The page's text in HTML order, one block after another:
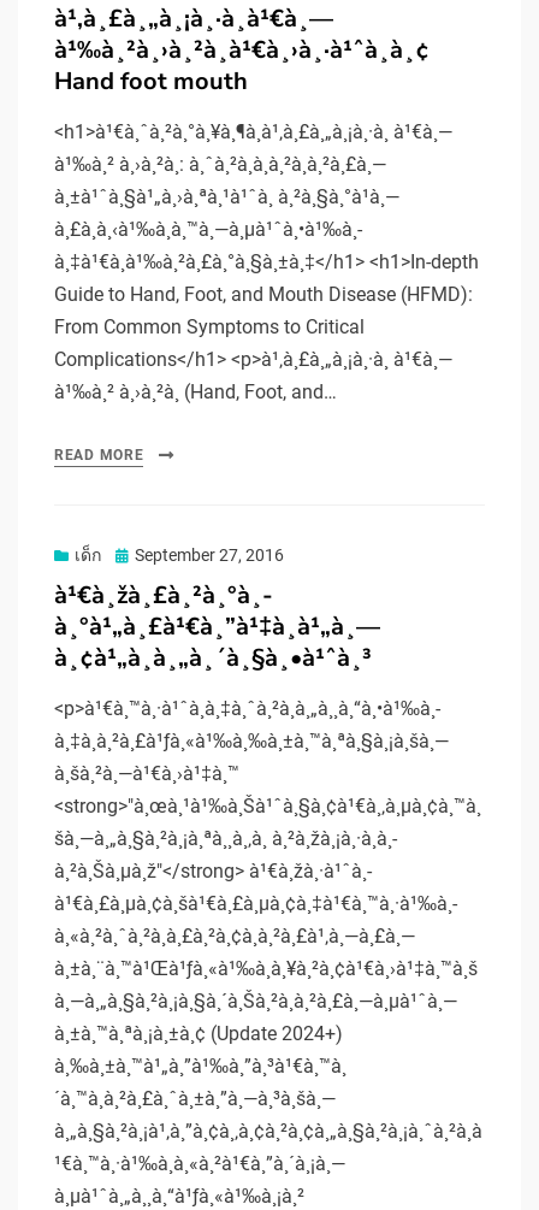
on
à¹‚à¸£à¸„à¸¡à¸·à¸­à¹€à¸—
à¹‰à¸²à¸›à¸²à¸à¹€à¸›à¸·à¹ˆà¸­à¸¢
Hand foot mouth
<h1>à¹€à¸ˆà¸²à¸°à¸¥à¸¶à¸à¹‚à¸£à¸„à¸¡à¸·à¸­ à¹€à¸—
à¹‰à¸² à¸›à¸²à¸: à¸ˆà¸²à¸à¸­à¸²à¸à¸²à¸£à¸—
à¸±à¹ˆà¸§à¹„à¸›à¸ªà¸¹à¹ˆà¸ à¸²à¸§à¸°à¹à¸—
à¸£à¸à¸‹à¹‰à¸­à¸™à¸—à¸µà¹ˆà¸•à¹‰à¸­
à¸‡à¹€à¸à¹‰à¸²à¸£à¸°à¸§à¸±à¸‡</h1> <h1>In-depth
Guide to Hand, Foot, and Mouth Disease (HFMD):
From Common Symptoms to Critical
Complications</h1> <p>à¹‚à¸£à¸„à¸¡à¸·à¸­ à¹€à¸—
à¹‰à¸² à¸›à¸²à¸ (Hand, Foot, and…
READ MORE
เด็ก
Posted
on
September 27, 2016
à¹€à¸žà¸£à¸²à¸°à¸­
à¸°à¹„à¸£à¹€à¸”à¹‡à¸à¹„à¸—
à¸¢à¹„à¸­à¸„à¸´à¸§à¸•à¹ˆà¸³
<p>à¹€à¸™à¸·à¹ˆà¸­à¸‡à¸ˆà¸²à¸à¸„à¸¸à¸“à¸•à¹‰à¸­
à¸‡à¸à¸²à¸£à¹ƒà¸«à¹‰à¸‰à¸±à¸™à¸ªà¸§à¸¡à¸šà¸—
à¸šà¸²à¸—à¹€à¸›à¹‡à¸™
<strong>"à¸œà¸¹à¹‰à¸Šà¹ˆà¸§à¸¢à¹€à¸‚à¸µà¸¢à¸™à¸
šà¸—à¸„à¸§à¸²à¸¡à¸ªà¸¸à¸‚à¸ à¸²à¸žà¸¡à¸·à¸­à¸­
à¸²à¸Šà¸µà¸ž"</strong> à¹€à¸žà¸·à¹ˆà¸­
à¹€à¸£à¸µà¸¢à¸šà¹€à¸£à¸µà¸¢à¸‡à¹€à¸™à¸·à¹‰à¸­
à¸«à¸²à¸ˆà¸²à¸à¸£à¸²à¸¢à¸à¸²à¸£à¹‚à¸—à¸£à¸—
à¸±à¸¨à¸™à¹Œà¹ƒà¸«à¹‰à¸à¸¥à¸²à¸¢à¹€à¸›à¹‡à¸™à¸š
à¸—à¸„à¸§à¸²à¸¡à¸§à¸´à¸Šà¸²à¸à¸²à¸£à¸—à¸µà¹ˆà¸—
à¸±à¸™à¸ªà¸¡à¸±à¸¢ (Update 2024+)
à¸‰à¸±à¸™à¹„à¸”à¹‰à¸”à¸³à¹€à¸™à¸
´à¸™à¸à¸²à¸£à¸ˆà¸±à¸”à¸—à¸³à¸šà¸—
à¸„à¸§à¸²à¸¡à¹‚à¸”à¸¢à¸‚à¸¢à¸²à¸¢à¸„à¸§à¸²à¸¡à¸ˆà¸²à¸à
¹€à¸™à¸·à¹‰à¸­à¸«à¸²à¹€à¸”à¸´à¸¡à¸—
à¸µà¹ˆà¸„à¸¸à¸“à¹ƒà¸«à¹‰à¸¡à¸²